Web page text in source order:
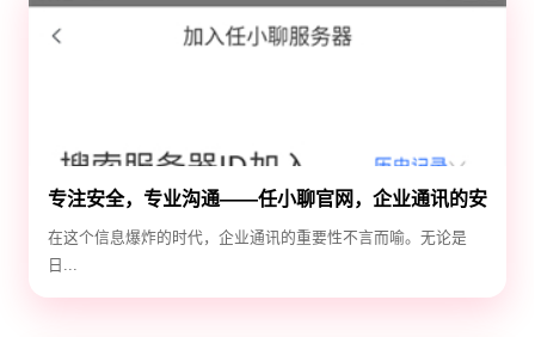
专注安全，专业沟通——任小聊官网，企业通讯的安
全守护神
在这个信息爆炸的时代，企业通讯的重要性不言而喻。无论是
日...